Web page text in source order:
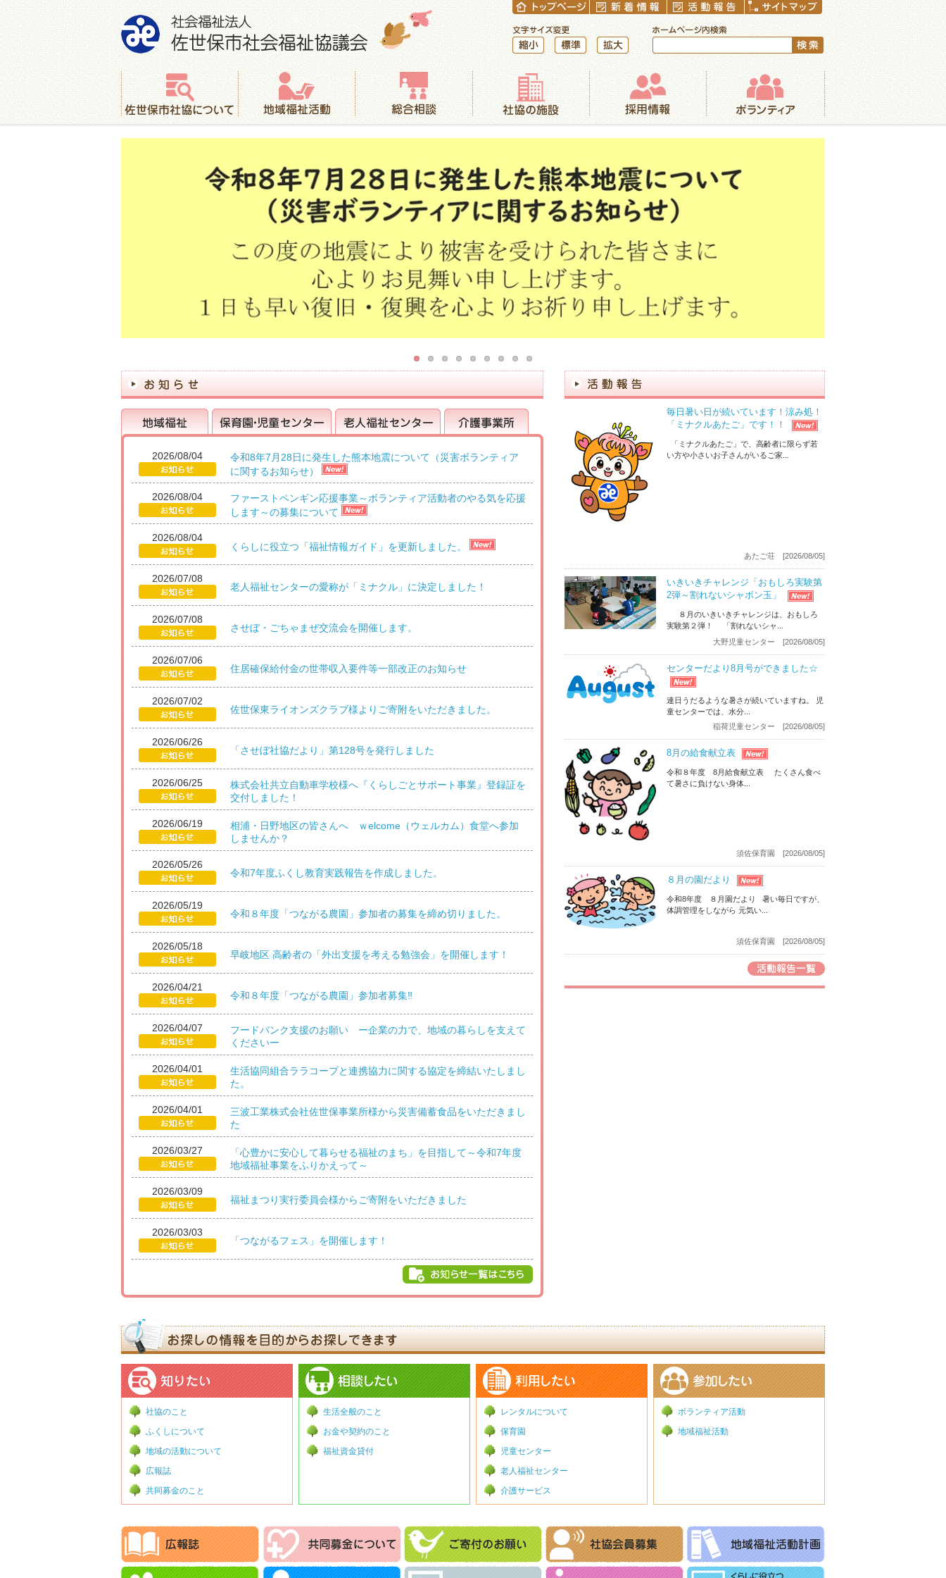
社会福祉法人 佐世保市社会福祉協議会
縮小 標準
佐世保市社協について 地域福祉活動 総合相談 社協の施設 採用情報 ボランティア
地域福祉 保育園・児童センター 老人福祉センター
2026/08/04
令和8年7月28日に発生した熊本地震について（災害ボランティア
に関するお知らせ）
2026/08/04
ファーストペンギン応援事業～ボランティア活動者のやる気を応援
します～の募集について
2026/08/04
くらしに役立つ「福祉情報ガイド」を更新しました。
2026/07/08
老人福祉センターの愛称が「ミナクル」に決定しました！
2026/07/08
させぼ・ごちゃまぜ交流会を開催します。
2026/07/06
住居確保給付金の世帯収入要件等一部改正のお知らせ
2026/07/02
佐世保東ライオンズクラブ様よりご寄附をいただきました。
2026/06/26
「させぼ社協だより」第128号を発行しました
2026/06/25
株式会社共立自動車学校様へ『くらしごとサポート事業』登録証を
交付しました！
2026/06/19
相浦・日野地区の皆さんへ ｗelcome（ウェルカム）食堂へ参加
しませんか？
2026/05/26
令和7年度ふくし教育実践報告を作成しました。
2026/05/19
令和８年度「つながる農園」参加者の募集を締め切りました。
2026/05/18
早岐地区 高齢者の「外出支援を考える勉強会」を開催します！
2026/04/21
令和８年度「つながる農園」参加者募集‼
2026/04/07
フードバンク支援のお願い ー企業の力で、地域の暮らしを支えて
くださいー
2026/04/01
生活協同組合ララコープと連携協力に関する協定を締結いたしまし
た。
2026/04/01
三波工業株式会社佐世保事業所様から災害備蓄食品をいただきまし
た
2026/03/27
「心豊かに安心して暮らせる福祉のまち」を目指して～令和7年度
地域福祉事業をふりかえって～
2026/03/09
福祉まつり実行委員会様からご寄附をいただきました
2026/03/03
「つながるフェス」を開催します！
毎日暑い日が続いています！涼み処！
「ミナクルあたご」です！！
「ミナクルあたご」で、高齢者に限らず若
い方や小さいお子さんがいるご家...
あたご荘 [2026/08/05]
いきいきチャレンジ「おもしろ実験第
2弾～割れないシャボン玉」
８月のいきいきチャレンジは、おもしろ
実験第２弾！ 「割れないシャ...
大野児童センター [2026/08/05]
センターだより8月号ができました☆
連日うだるような暑さが続いていますね。 児
童センターでは、水分...
稲荷児童センター [2026/08/05]
8月の給食献立表
令和８年度 8月給食献立表 たくさん食べ
て暑さに負けない身体...
須佐保育園 [2026/08/05]
８月の園だより
令和8年度 ８月園だより 暑い毎日ですが、
体調管理をしながら 元気い...
須佐保育園 [2026/08/05]
社協のこと
ふくしについて
地域の活動について
広報誌
共同募金のこと
生活全般のこと
お金や契約のこと
福祉資金貸付
レンタルについて
保育園
児童センター
老人福祉センター
介護サービス
ボランティア活動
地域福祉活動